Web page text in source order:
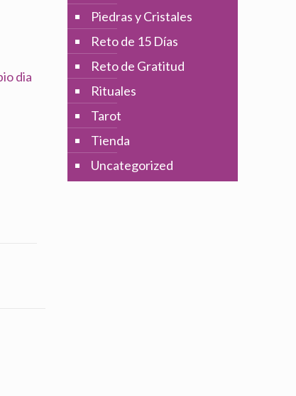
Piedras y Cristales
Reto de 15 Días
Reto de Gratitud
Rituales
Tarot
Tienda
Uncategorized